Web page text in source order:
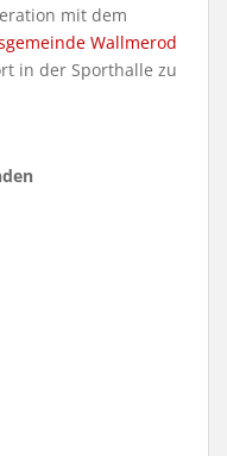
mit dem
Wallmerod
in der Sporthalle zu